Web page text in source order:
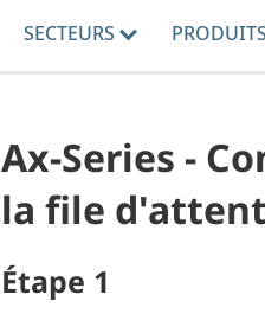
SECTEURS
Ax-Series -
la file
Étape 1